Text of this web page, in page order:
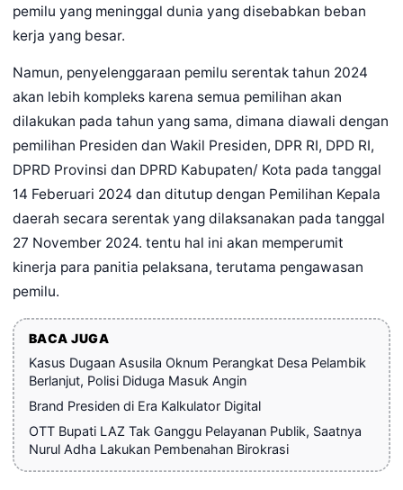
pemilu yang meninggal dunia yang disebabkan beban
kerja yang besar.
Namun, penyelenggaraan pemilu serentak tahun 2024
akan lebih kompleks karena semua pemilihan akan
dilakukan pada tahun yang sama, dimana diawali dengan
pemilihan Presiden dan Wakil Presiden, DPR RI, DPD RI,
DPRD Provinsi dan DPRD Kabupaten/ Kota pada tanggal
14 Feberuari 2024 dan ditutup dengan Pemilihan Kepala
daerah secara serentak yang dilaksanakan pada tanggal
27 November 2024. tentu hal ini akan memperumit
kinerja para panitia pelaksana, terutama pengawasan
pemilu.
BACA JUGA
Kasus Dugaan Asusila Oknum Perangkat Desa Pelambik
Berlanjut, Polisi Diduga Masuk Angin
Brand Presiden di Era Kalkulator Digital
OTT Bupati LAZ Tak Ganggu Pelayanan Publik, Saatnya
Nurul Adha Lakukan Pembenahan Birokrasi